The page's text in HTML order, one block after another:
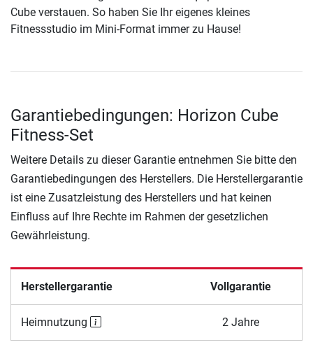
Cube verstauen. So haben Sie Ihr eigenes kleines
Fitnessstudio im Mini-Format immer zu Hause!
Garantiebedingungen: Horizon Cube
Fitness-Set
Weitere Details zu dieser Garantie entnehmen Sie bitte den
Garantiebedingungen des Herstellers. Die Herstellergarantie
ist eine Zusatzleistung des Herstellers und hat keinen
Einfluss auf Ihre Rechte im Rahmen der gesetzlichen
Gewährleistung.
Herstellergarantie Vollgarantie
Heimnutzung 2 Jahre